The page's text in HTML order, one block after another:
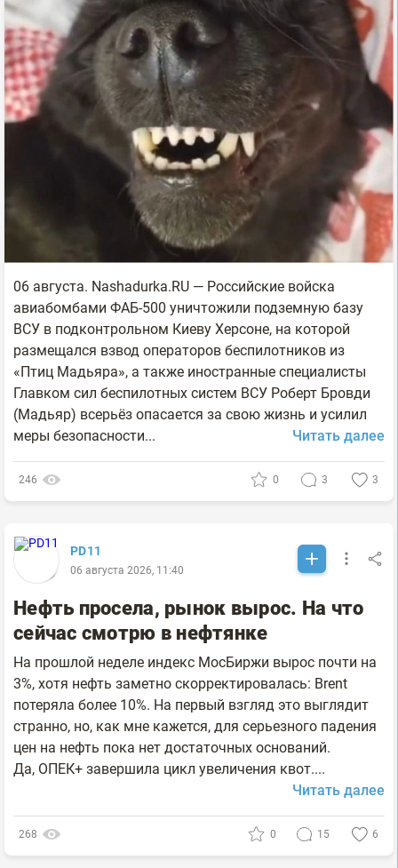
06 августа. Nashadurka.RU — Российские войска
авиабомбами ФАБ-500 уничтожили подземную базу
ВСУ в подконтрольном Киеву Херсоне, на которой
размещался взвод операторов беспилотников из
«Птиц Мадьяра», а также иностранные специалисты
Главком сил беспилотных систем ВСУ Роберт Бровди
(Мадьяр) всерьёз опасается за свою жизнь и усилил
меры безопасности...
Читать далее
246 0 3 3
PD11
06 августа 2026, 11:40
Нефть просела, рынок вырос. На что
сейчас смотрю в нефтянке
На прошлой неделе индекс МосБиржи вырос почти на
3%, хотя нефть заметно скорректировалась: Brent
потеряла более 10%. На первый взгляд это выглядит
странно, но, как мне кажется, для серьезного падения
цен на нефть пока нет достаточных оснований.
Да, ОПЕК+ завершила цикл увеличения квот....
Читать далее
268 0 15 6